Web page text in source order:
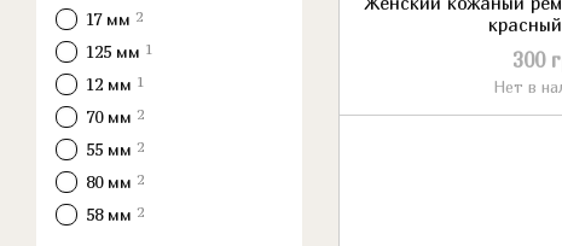
300
Нет в
17 мм 2
125 мм 1
12 мм 1
70 мм 2
55 мм 2
80 мм 2
58 мм 2